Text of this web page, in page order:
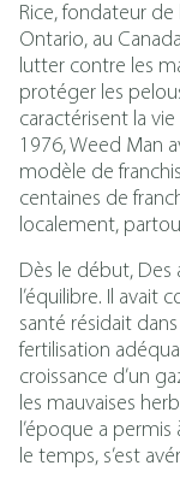
Rice, fondateur de
Ontario, au
lutter contre les
protéger les
caractérisent la
1976, Weed Man
modèle de
centaines de
localement,
Dès le début, Des
l’équilibre. Il avait
santé résidait
fertilisation
croissance d’un
les mauvaises
l’époque a
le temps, s’est